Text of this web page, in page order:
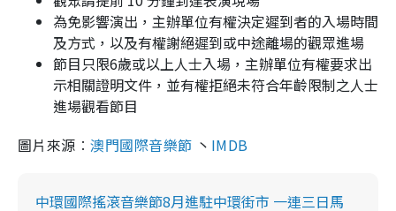
為免影響演出，主辦單位有權決定遲到者的入場時間
及方式，以及有權謝絕遲到或中途離場的觀眾進場
節目只限6歲或以上人士入場，主辦單位有權要求出
示相關證明文件，並有權拒絕未符合年齡限制之人士
進場觀看節目
圖片來源︰澳門國際音樂節 丶 IMDB
中環國際搖滾音樂節8月進駐中環街市 一連三日馬